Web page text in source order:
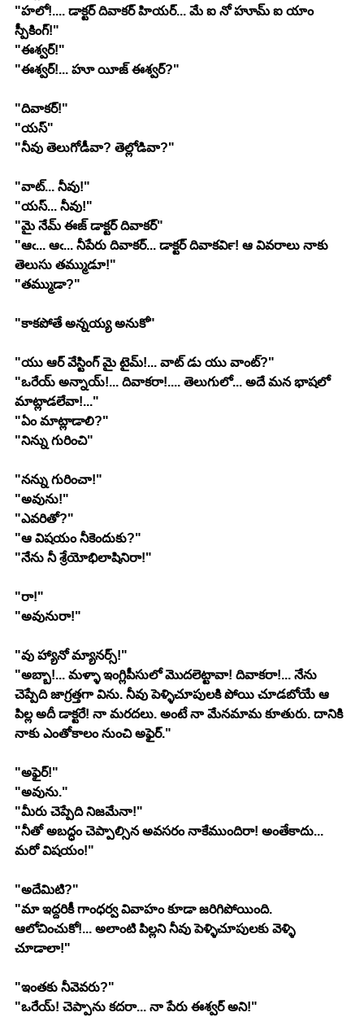
"హలో!.... డాక్టర్ దివాకర్ హియర్... మే ఐ నో హూమ్ ఐ యాం
స్పీకింగ్!"
"ఈశ్వర్!"
"ఈశ్వర్!... హూ యీజ్ ఈశ్వర్?"
"దివాకర్!"
"యస్"
"నీవు తెలుగోడీవా? తెల్లోడివా?"
"వాట్... నీవు!"
"యస్... నీవు!"
"మై నేమ్ ఈజ్ డాక్టర్ దివాకర్"
"ఆఁ... ఆఁ... నీపేరు దివాకర్... డాక్టర్ దివాకర్‍వి! ఆ వివరాలు నాకు
తెలుసు తమ్ముడూ!"
"తమ్ముడా?"
"కాకపోతే అన్నయ్య అనుకో"
"యు ఆర్ వేస్టింగ్ మై టైమ్!... వాట్ డు యు వాంట్?"
"ఒరేయ్ అన్నాయ్!... దివాకరా!.... తెలుగులో... అదే మన భాషలో
మాట్లాడలేవా!..."
"ఏం మాట్లాడాలి?"
"నిన్ను గురించి"
"నన్ను గురించా!"
"అవును!"
"ఎవరితో?"
"ఆ విషయం నీకెందుకు?"
"నేను నీ శ్రేయోభిలాషినిరా!"
"రా!"
"అవునురా!"
"వు హ్యానో మ్యానర్స్!"
"అబ్బా!... మళ్ళా ఇంగ్లిపీసులో మొదలెట్టావా! దివాకరా!... నేను
చెప్పేది జాగ్రత్తగా విను. నీవు పెళ్ళిచూపులకి పోయి చూడబోయే ఆ
పిల్ల అదీ డాక్టరే! నా మరదలు. అంటే నా మేనమామ కూతురు. దానికి
నాకు ఎంతోకాలం నుంచి అఫైర్."
"అఫైర్!"
"అవును."
"మీరు చెప్పేది నిజమేనా!"
"నీతో అబద్ధం చెప్పాల్సిన అవసరం నాకేముందిరా! అంతేకాదు...
మరో విషయం!"
"అదేమిటి?"
"మా ఇద్దరికీ గాంధర్వ వివాహం కూడా జరిగిపోయింది.
ఆలోచించుకో!... అలాంటి పిల్లని నీవు పెళ్ళిచూపులకు వెళ్ళి
చూడాలా!"
"ఇంతకు నీవెవరు?"
"ఒరేయ్! చెప్పాను కదరా... నా పేరు ఈశ్వర్ అని!"